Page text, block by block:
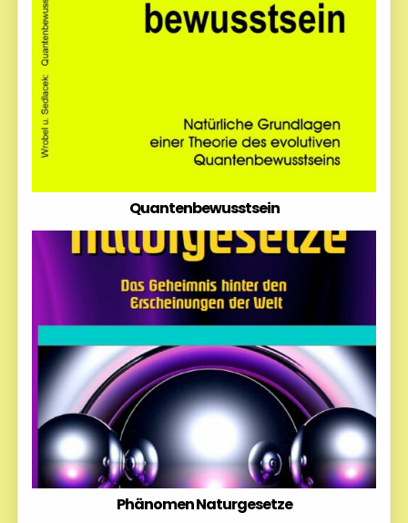
Quantenbewusstsein
Phänomen Naturgesetze